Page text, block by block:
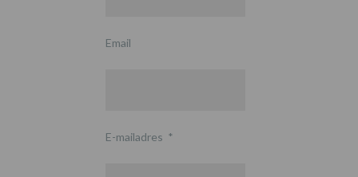
Email
E-mailadres *